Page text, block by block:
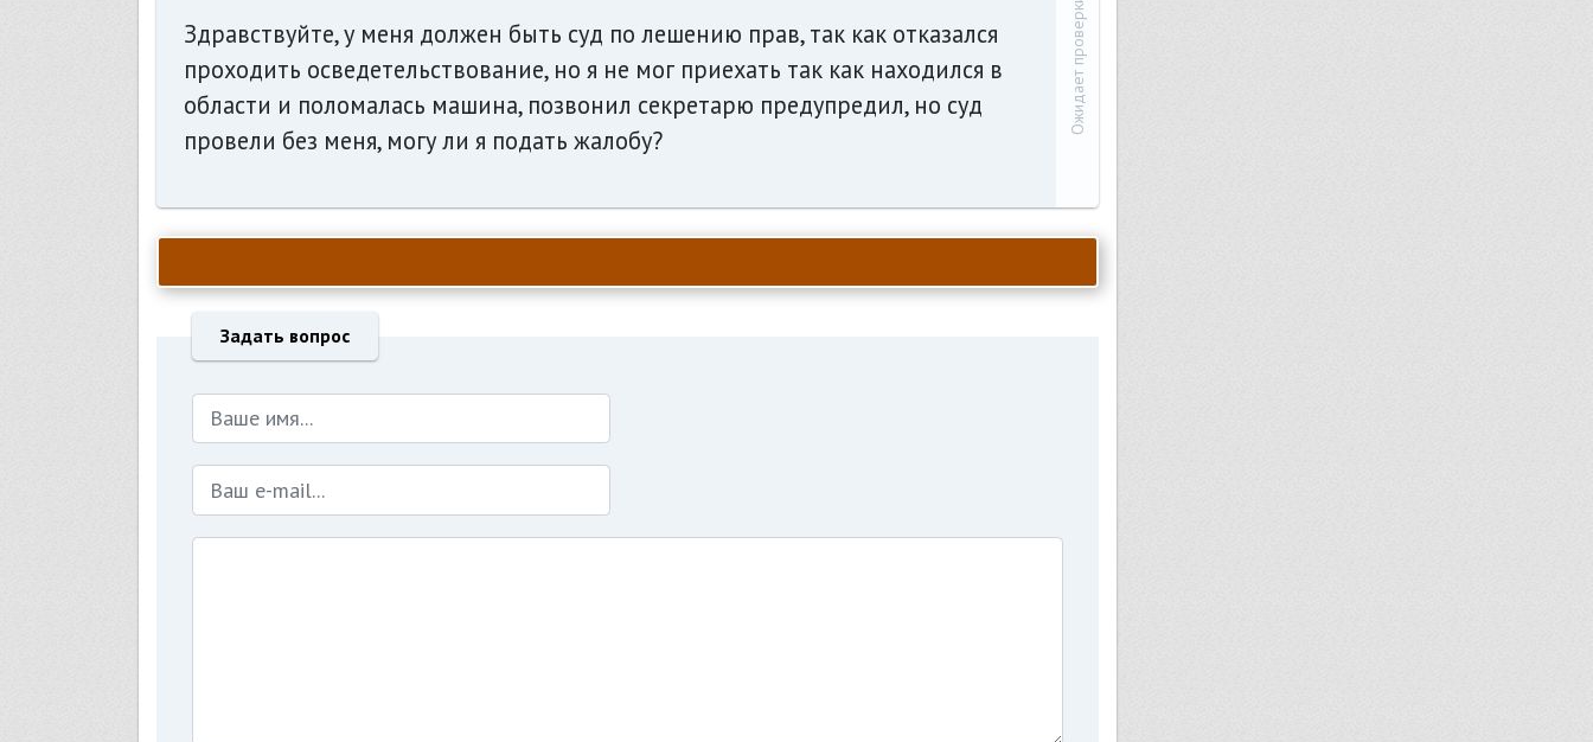
Здравствуйте, у меня должен быть суд по лешению прав, так как отказался
проходить осведетельствование, но я не мог приехать так как находился в
области и поломалась машина, позвонил секретарю предупредил, но суд
провели без меня, могу ли я подать жалобу?
Ожидает проверки
Задать вопрос